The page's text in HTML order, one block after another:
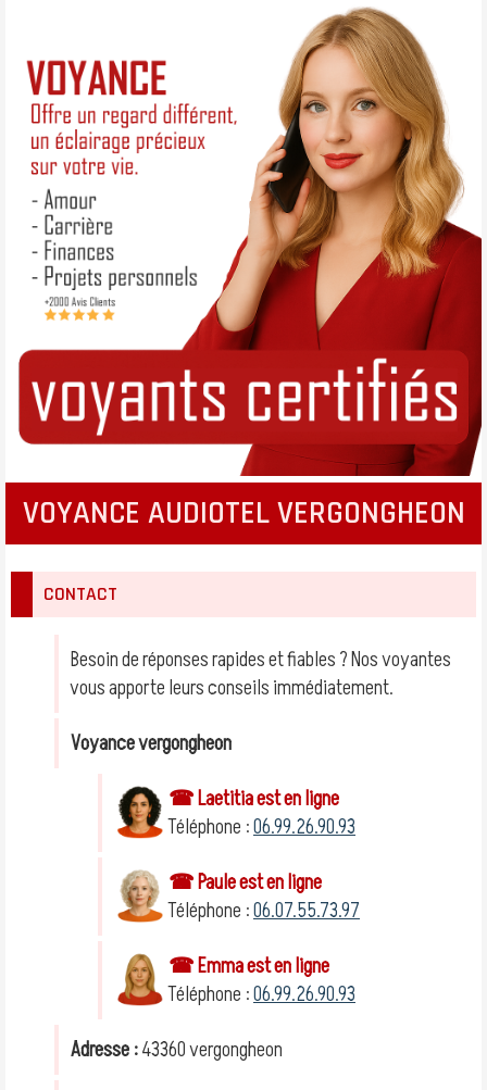
VOYANCE AUDIOTEL VERGONGHEON
CONTACT
Besoin de réponses rapides et fiables ? Nos voyantes
vous apporte leurs conseils immédiatement.
Voyance vergongheon
☎ Laetitia est en ligne
Téléphone :06.99.26.90.93
☎ Paule est en ligne
Téléphone :06.07.55.73.97
☎ Emma est en ligne
Téléphone :06.99.26.90.93
Adresse :43360 vergongheon